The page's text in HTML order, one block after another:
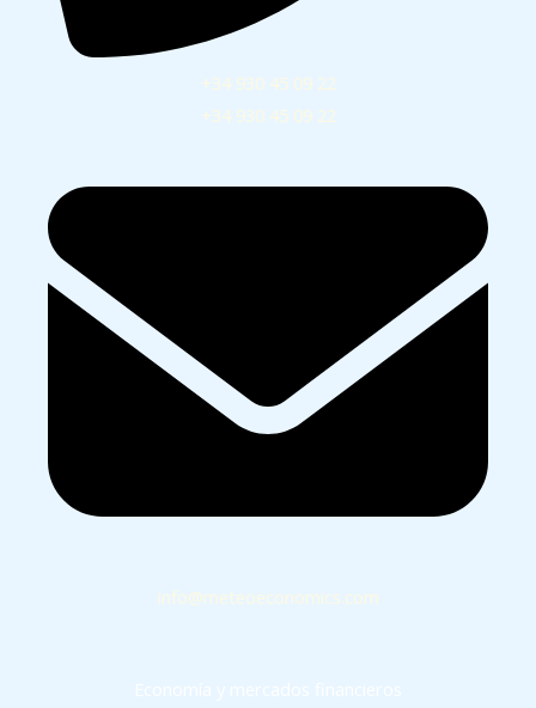
+34 930 45 09 22
+34 930 45 09 22
info@meteoeconomics.com